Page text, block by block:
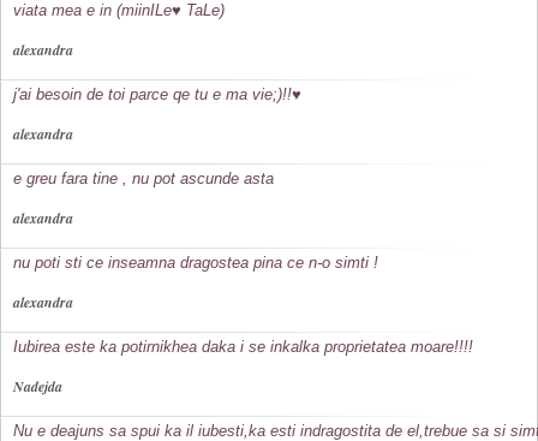
viata mea e in (miinILe♥ TaLe)
alexandra
j'ai besoin de toi parce qe tu e ma vie;)!!♥
alexandra
e greu fara tine , nu pot ascunde asta
alexandra
nu poti sti ce inseamna dragostea pina ce n-o simti !
alexandra
Iubirea este ka potirnikhea daka i se inkalka proprietatea moare!!!!
Nadejda
Nu e deajuns sa spui ka il iubesti,ka esti indragostita de el,trebue sa si